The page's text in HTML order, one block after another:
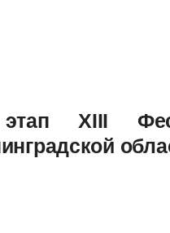
XIII